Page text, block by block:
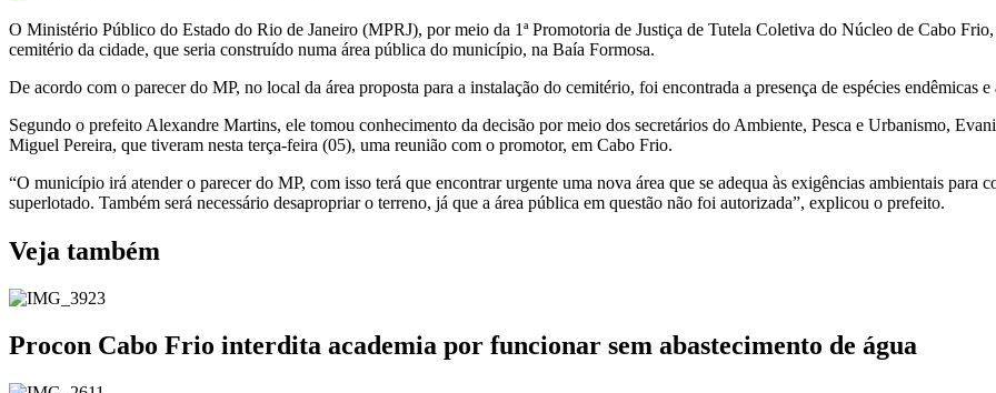
O Ministério Público do Estado do Rio de Janeiro (MPRJ), por meio da 1ª Promotoria de Justiça de Tutela Coletiva do Núcleo de Cabo
cemitério da cidade, que seria construído numa área pública do município, na Baía Formosa.
De acordo com o parecer do MP, no local da área proposta para a instalação do cemitério, foi encontrada a presença de espécies endêmicas
Segundo o prefeito Alexandre Martins, ele tomou conhecimento da decisão por meio dos secretários do Ambiente, Pesca e Urbanismo,
Miguel Pereira, que tiveram nesta terça-feira (05), uma reunião com o promotor, em Cabo Frio.
“O município irá atender o parecer do MP, com isso terá que encontrar urgente uma nova área que se adequa às exigências ambientais para
superlotado. Também será necessário desapropriar o terreno, já que a área pública em questão não foi autorizada”, explicou o prefeito.
Veja também
Procon Cabo Frio interdita academia por funcionar sem abastecimento de água